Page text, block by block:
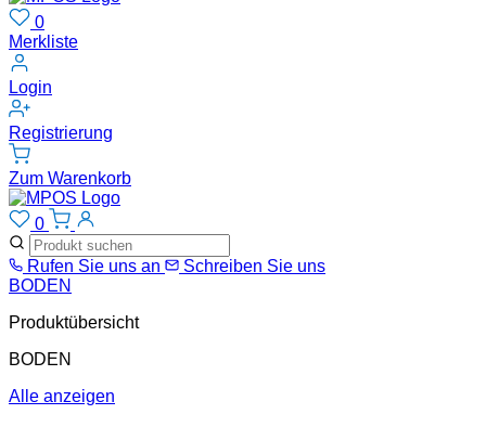
0
Merkliste
Login
Registrierung
Zum Warenkorb
0
Rufen Sie uns an
Schreiben Sie uns
BODEN
Produktübersicht
BODEN
Alle anzeigen